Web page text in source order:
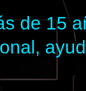
de 15